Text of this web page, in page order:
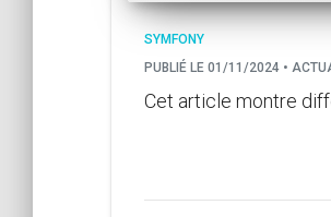
SYMFONY
PUBLIÉ LE 01/11/2024 •
Cet article montre